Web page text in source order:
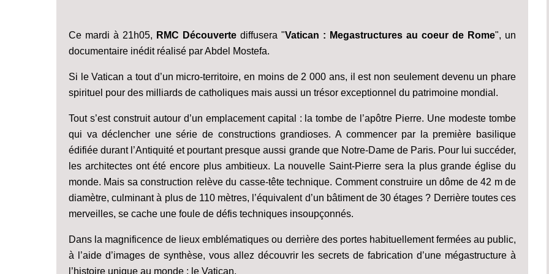
Ce mardi à 21h05, RMC Découverte diffusera "Vatican : Megastructures au coeur de Rome", un
documentaire inédit réalisé par Abdel Mostefa.
Si le Vatican a tout d’un micro-territoire, en moins de 2 000 ans, il est non seulement devenu un phare
spirituel pour des milliards de catholiques mais aussi un trésor exceptionnel du patrimoine mondial.
Tout s’est construit autour d’un emplacement capital : la tombe de l’apôtre Pierre. Une modeste tombe
qui va déclencher une série de constructions grandioses. A commencer par la première basilique
édifiée durant l’Antiquité et pourtant presque aussi grande que Notre-Dame de Paris. Pour lui succéder,
les architectes ont été encore plus ambitieux. La nouvelle Saint-Pierre sera la plus grande église du
monde. Mais sa construction relève du casse-tête technique. Comment construire un dôme de 42 m de
diamètre, culminant à plus de 110 mètres, l’équivalent d’un bâtiment de 30 étages ? Derrière toutes ces
merveilles, se cache une foule de défis techniques insoupçonnés.
Dans la magnificence de lieux emblématiques ou derrière des portes habituellement fermées au public,
à l’aide d’images de synthèse, vous allez découvrir les secrets de fabrication d’une mégastructure à
l’histoire unique au monde : le Vatican.